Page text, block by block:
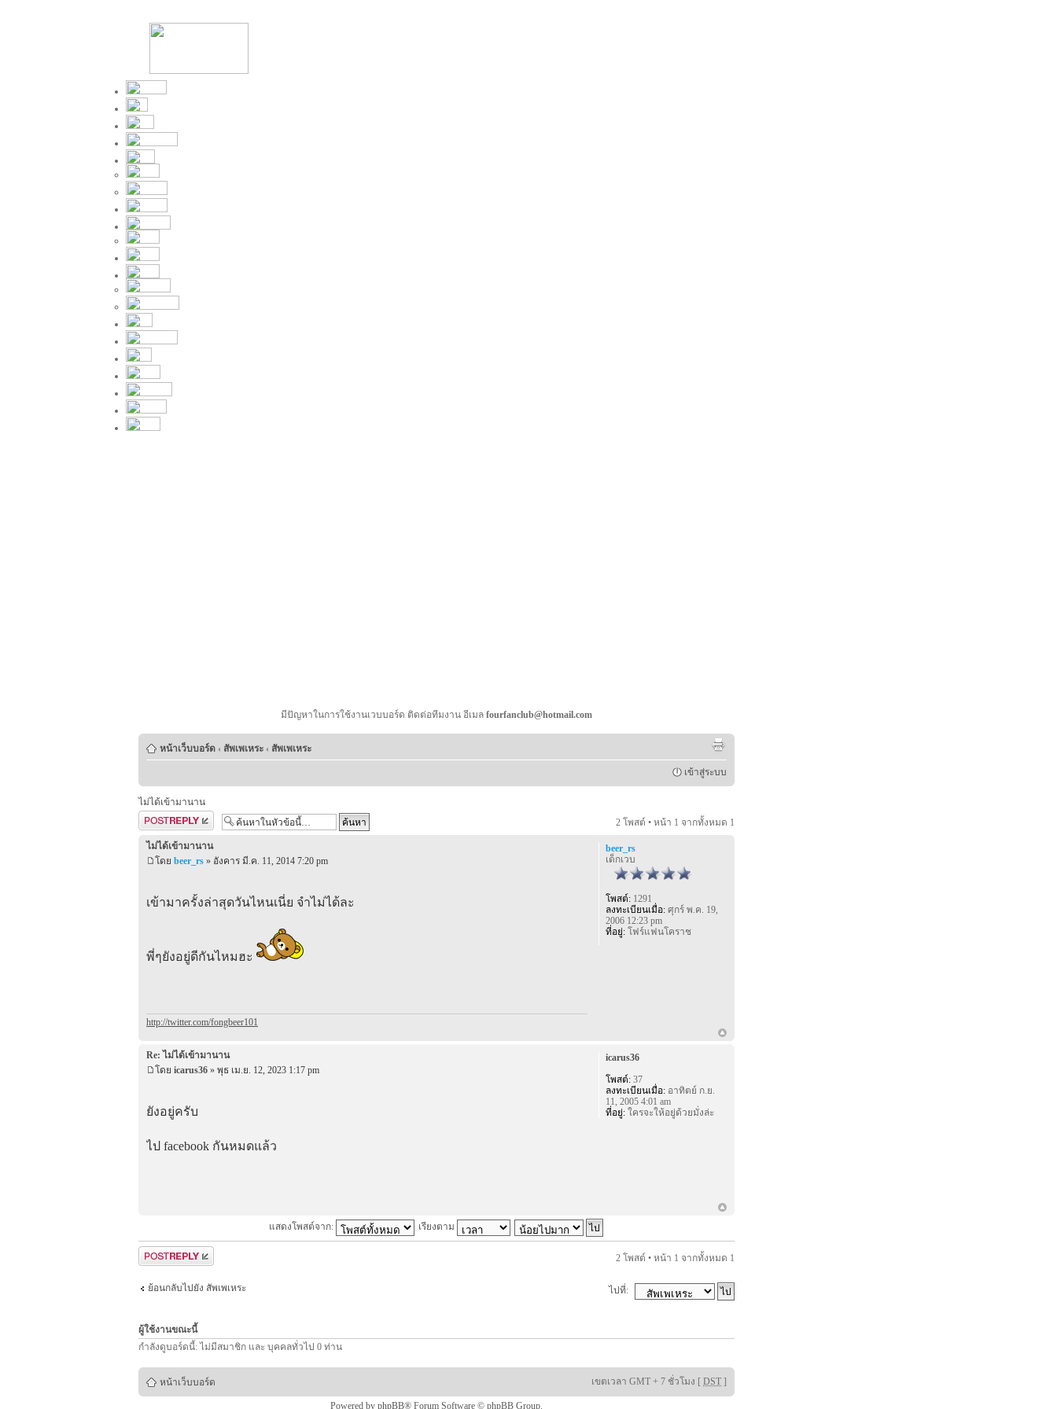
มีปัญหาในการใช้งานเวบบอร์ด ติดต่อทีมงาน อีเมล fourfanclub@hotmail.com
หน้าเว็บบอร์ด ‹ สัพเพเหระ ‹ สัพเพเหระ
เข้าสู่ระบบ
ไม่ได้เข้ามานาน
ตอบกระทู้
2 โพสต์ • หน้า 1 จากทั้งหมด 1
ไม่ได้เข้ามานาน
โดย beer_rs » อังคาร มี.ค. 11, 2014 7:20 pm
เข้ามาครั้งล่าสุดวันไหนเนี่ย จำไม่ได้ละ
พี่ๆยังอยู่ดีกันไหมฮะ
http://twitter.com/fongbeer101
beer_rs
เด็กเวบ
โพสต์:1291
ลงทะเบียนเมื่อ:ศุกร์ พ.ค. 19,
2006 12:23 pm
ที่อยู่:โฟร์แฟนโคราช
Re: ไม่ได้เข้ามานาน
โดย icarus36 » พุธ เม.ย. 12, 2023 1:17 pm
ยังอยู่ครับ
ไป facebook กันหมดแล้ว
icarus36
โพสต์:37
ลงทะเบียนเมื่อ:อาทิตย์ ก.ย.
11, 2005 4:01 am
ที่อยู่:ใครจะให้อยู่ด้วยมั่งล่ะ
แสดงโพสต์จาก: เรียงตาม
ตอบกระทู้ 2 โพสต์ • หน้า 1 จากทั้งหมด 1
ย้อนกลับไปยัง สัพเพเหระ ไปที่:
ผู้ใช้งานขณะนี้
กำลังดูบอร์ดนี้: ไม่มีสมาชิก และ บุคคลทั่วไป 0 ท่าน
หน้าเว็บบอร์ด เขตเวลา GMT + 7 ชั่วโมง [ DST ]
Powered by phpBB® Forum Software © phpBB Group.